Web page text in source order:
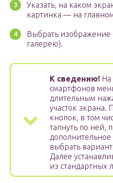
Указать, на каком
картинка — на
Выбрать изображение
галерею).
К сведению! На
смартфонов
длительным
участок экрана.
кнопок, в том
тапнуть по ней,
выбрать
Далее
из стандартных